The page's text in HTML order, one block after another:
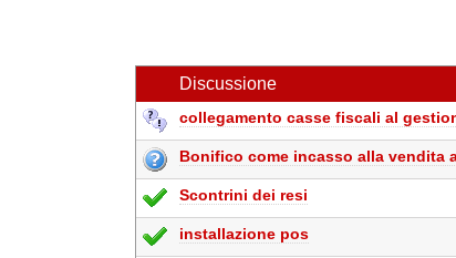
Discussione
collegamento casse fiscali al
Bonifico come incasso alla vendita
Scontrini dei resi
installazione pos